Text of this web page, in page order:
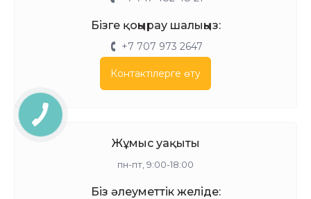
Бізге қоңырау шалыңыз:
+7 707 973 2647
Контактілерге өту
Жұмыс уақыты
пн-пт, 9:00-18:00
Біз әлеуметтік желіде: